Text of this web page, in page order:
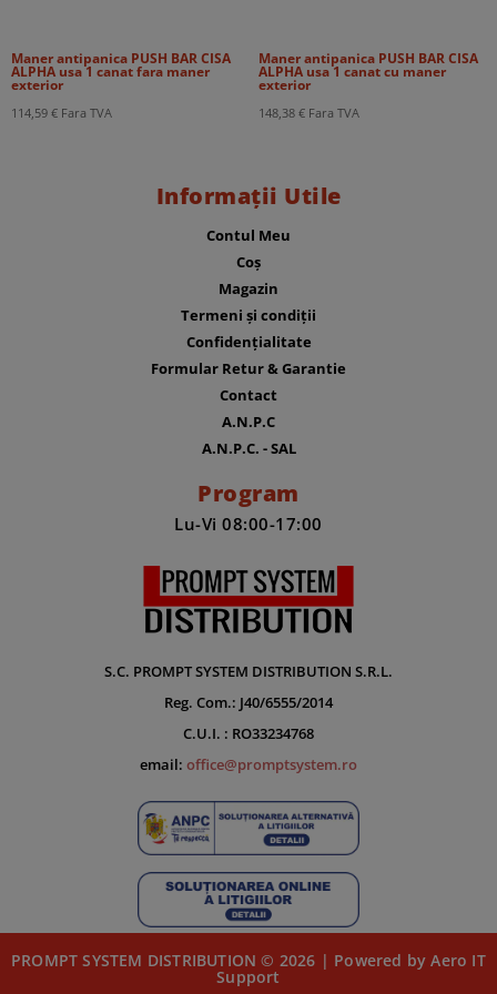
Maner antipanica PUSH BAR CISA
ALPHA usa 1 canat fara maner
exterior
114,59 € Fara TVA
Maner antipanica PUSH BAR CISA
ALPHA usa 1 canat cu maner
exterior
148,38 € Fara TVA
Informații Utile
Contul Meu
Coș
Magazin
Termeni și condiții
Confidențialitate
Formular Retur & Garantie
Contact
A.N.P.C
A.N.P.C. - SAL
Program
Lu-Vi 08:00-17:00
S.C. PROMPT SYSTEM DISTRIBUTION S.R.L.
Reg. Com.: J40/6555/2014
C.U.I. : RO33234768
email: office@promptsystem.ro
PROMPT SYSTEM DISTRIBUTION © 2026 | Powered by Aero IT
Support